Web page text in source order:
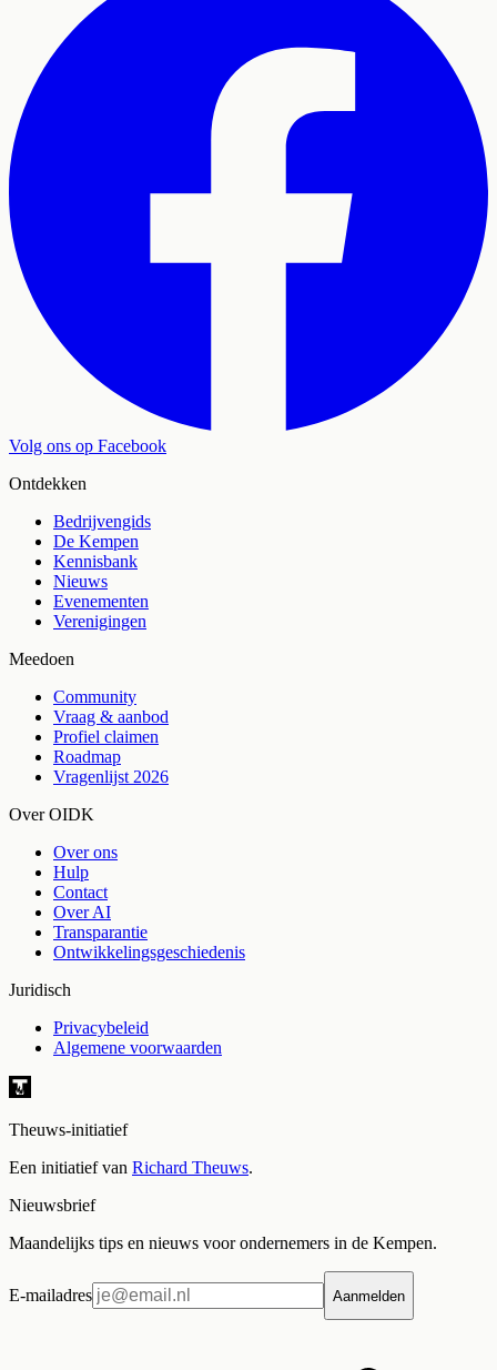
Volg ons op Facebook
Ontdekken
Bedrijvengids
De Kempen
Kennisbank
Nieuws
Evenementen
Verenigingen
Meedoen
Community
Vraag & aanbod
Profiel claimen
Roadmap
Vragenlijst 2026
Over OIDK
Over ons
Hulp
Contact
Over AI
Transparantie
Ontwikkelingsgeschiedenis
Juridisch
Privacybeleid
Algemene voorwaarden
Theuws-initiatief
Een initiatief van Richard Theuws.
Nieuwsbrief
Maandelijks tips en nieuws voor ondernemers in de Kempen.
E-mailadres Aanmelden